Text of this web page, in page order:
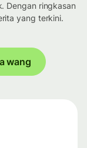
Dengan ringkasan
yang terkini.
wang